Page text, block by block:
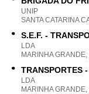
UNIP
SANTA CATARINA
S.E.F. -
LDA
MARINHA
TRANSPORTES
LDA
MARINHA